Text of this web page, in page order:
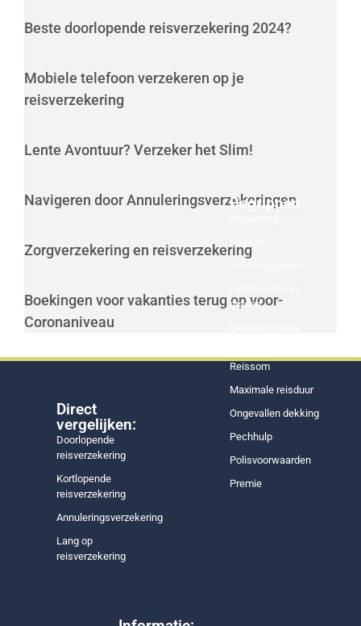
Beste doorlopende reisverzekering 2024?
Mobiele telefoon verzekeren op je
reisverzekering
Lente Avontuur? Verzeker het Slim!
Navigeren door Annuleringsverzekeringen
Zorgverzekering en reisverzekering
Boekingen voor vakanties terug op voor-
Coronaniveau
Direct
vergelijken:
Doorlopende
reisverzekering
Kortlopende
reisverzekering
Annuleringsverzekering
Lang op
reisverzekering
Begrippen:
Bagage
graden
Reissom
Maximale reisduur
Ongevallen dekking
Pechhulp
Polisvoorwaarden
Premie